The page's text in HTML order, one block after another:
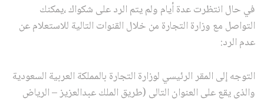
في حال انتظرت عدة أيام ولم يتم الرد على شكواك ،يمكنك
التواصل مع وزارة التجارة من خلال القنوات التالية للاستعلام عن
عدم الرد:
التوجه إلى المقر الرئيسي لوزارة التجارة بالمملكة العربية السعودية
والذي يقع على العنوان التالي (طريق الملك عبدالعزيز – الرياض